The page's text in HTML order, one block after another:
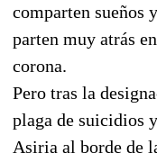
comparten sueños
parten muy atrás
corona.
Pero tras la
plaga de suicidios
Asiria al borde de